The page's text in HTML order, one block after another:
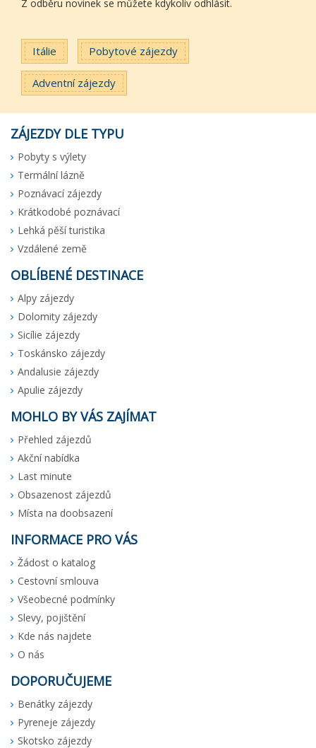
Z odběru novinek se můžete kdykoliv odhlásit.
Itálie Pobytové zájezdy
Adventní zájezdy
ZÁJEZDY DLE TYPU
Pobyty s výlety
Termální lázně
Poznávací zájezdy
Krátkodobé poznávací
Lehká pěší turistika
Vzdálené země
OBLÍBENÉ DESTINACE
Alpy zájezdy
Dolomity zájezdy
Sicílie zájezdy
Toskánsko zájezdy
Andalusie zájezdy
Apulie zájezdy
MOHLO BY VÁS ZAJÍMAT
Přehled zájezdů
Akční nabídka
Last minute
Obsazenost zájezdů
Místa na doobsazení
INFORMACE PRO VÁS
Žádost o katalog
Cestovní smlouva
Všeobecné podmínky
Slevy, pojištění
Kde nás najdete
O nás
DOPORUČUJEME
Benátky zájezdy
Pyreneje zájezdy
Skotsko zájezdy